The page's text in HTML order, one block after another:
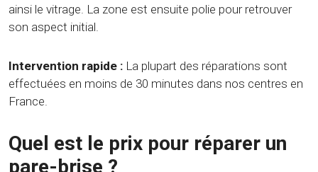
ainsi le vitrage. La zone est ensuite polie pour retrouver
son aspect initial.
Intervention rapide : La plupart des réparations sont
effectuées en moins de 30 minutes dans nos centres en
France.
Quel est le prix pour réparer un
pare-brise ?